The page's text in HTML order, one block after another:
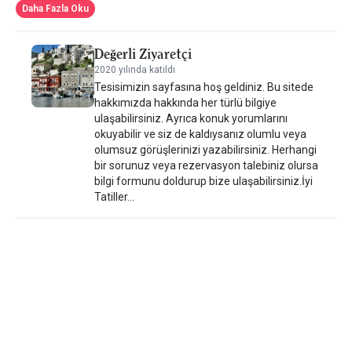
Daha Fazla Oku
Değerli Ziyaretçi
2020 yılında katıldı
Tesisimizin sayfasına hoş geldiniz. Bu sitede
hakkımızda hakkında her türlü bilgiye
ulaşabilirsiniz. Ayrıca konuk yorumlarını
okuyabilir ve siz de kaldıysanız olumlu veya
olumsuz görüşlerinizi yazabilirsiniz. Herhangi
bir sorunuz veya rezervasyon talebiniz olursa
bilgi formunu doldurup bize ulaşabilirsiniz.İyi
Tatiller...